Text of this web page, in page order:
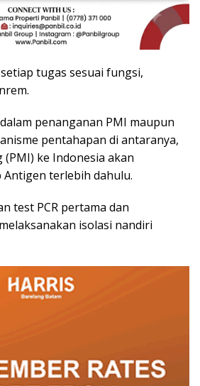
setiap tugas sesuai fungsi,
penanganan PMI maupun
pentahapan di antaranya,
ke Indonesia akan
Antigen terlebih dahulu.
test PCR pertama dan
isolasi nandiri